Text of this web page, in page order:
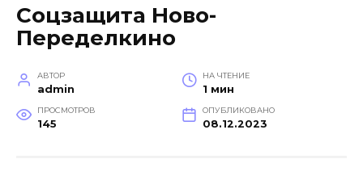
Соцзащита Ново-
Переделкино
АВТОР
admin
НА ЧТЕНИЕ
1 мин
ПРОСМОТРОВ
145
ОПУБЛИКОВАНО
08.12.2023